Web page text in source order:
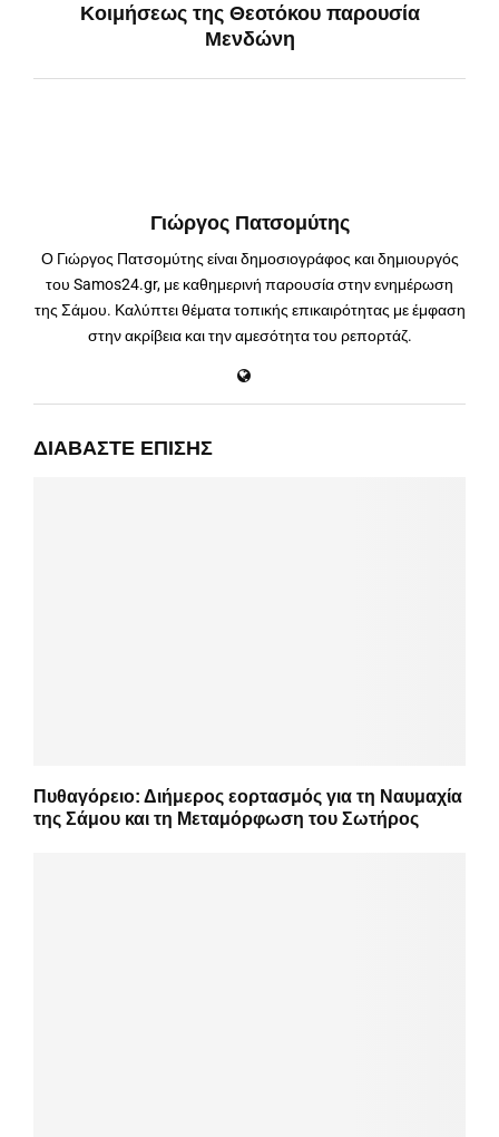
Κοιμήσεως της Θεοτόκου παρουσία
Μενδώνη
Γιώργος Πατσομύτης
Ο Γιώργος Πατσομύτης είναι δημοσιογράφος και δημιουργός
του Samos24.gr, με καθημερινή παρουσία στην ενημέρωση
της Σάμου. Καλύπτει θέματα τοπικής επικαιρότητας με έμφαση
στην ακρίβεια και την αμεσότητα του ρεπορτάζ.
ΔΙΑΒΆΣΤΕ ΕΠΊΣΗΣ
Πυθαγόρειο: Διήμερος εορτασμός για τη Ναυμαχία
της Σάμου και τη Μεταμόρφωση του Σωτήρος